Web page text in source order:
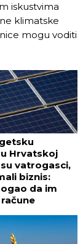
iskustvima
klimatske
mogu voditi
Hrvatskoj
vatrogasci,
biznis:
da im